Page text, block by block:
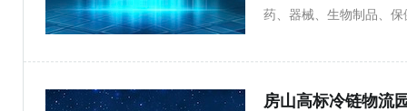
药、器械、生物制品、
房山高标冷链物流